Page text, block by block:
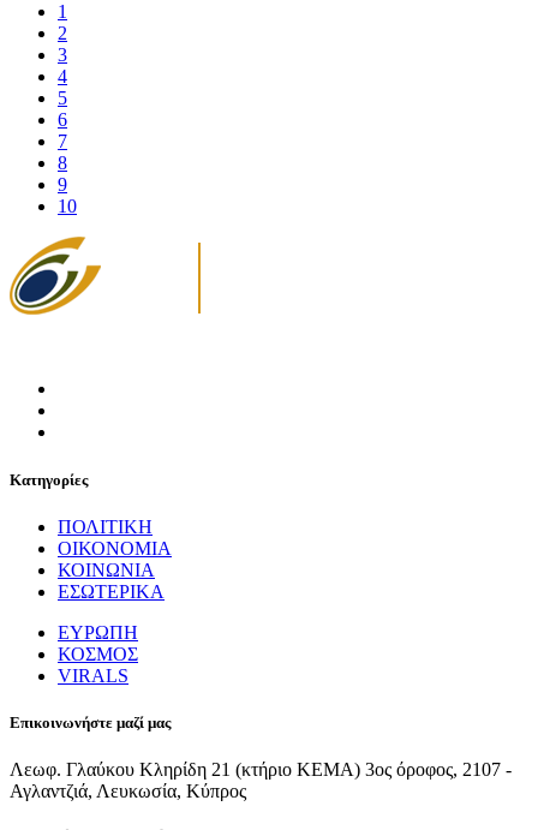
1
2
3
4
5
6
7
8
9
10
Κατηγορίες
ΠΟΛΙΤΙΚΗ
ΟΙΚΟΝΟΜΙΑ
ΚΟΙΝΩΝΙΑ
ΕΣΩΤΕΡΙΚΑ
ΕΥΡΩΠΗ
ΚΟΣΜΟΣ
VIRALS
Επικοινωνήστε μαζί μας
Λεωφ. Γλαύκου Κληρίδη 21 (κτήριο ΚΕΜΑ) 3ος όροφος, 2107 -
Αγλαντζιά, Λευκωσία, Κύπρος